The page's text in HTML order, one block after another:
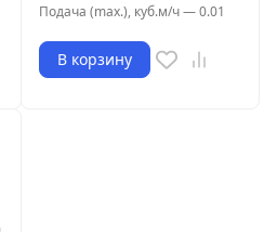
Подача (max.), куб.м/ч—0.01
В корзину